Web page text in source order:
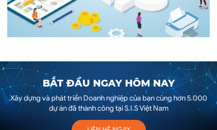
BẮT ĐẦU NGAY HÔM NAY
Xây dựng và phát triển Doanh nghiệp của bạn cùng hơn 5.000
dự án đã thành công tại S.I.S Việt Nam